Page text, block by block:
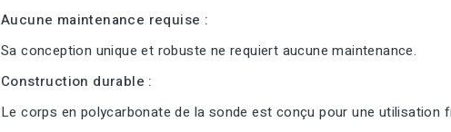
Aucune maintenance requise :
Sa conception unique et robuste ne requiert aucune maintenance.
Construction durable :
Le corps en polycarbonate de la sonde est conçu pour une utilisation